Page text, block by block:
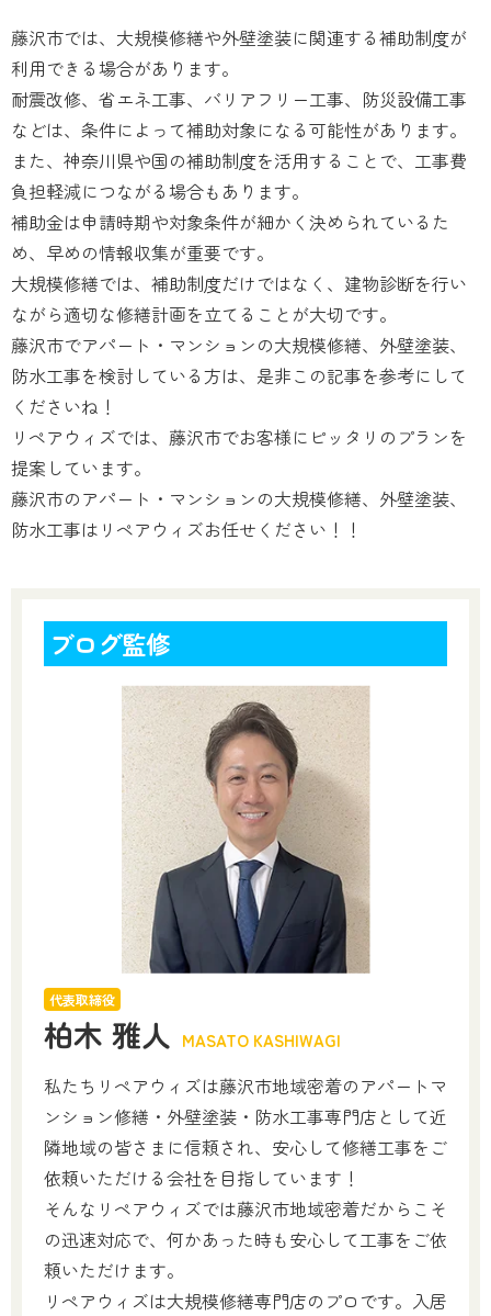
藤沢市では、大規模修繕や外壁塗装に関連する補助制度が
利用できる場合があります。
耐震改修、省エネ工事、バリアフリー工事、防災設備工事
などは、条件によって補助対象になる可能性があります。
また、神奈川県や国の補助制度を活用することで、工事費
負担軽減につながる場合もあります。
補助金は申請時期や対象条件が細かく決められているた
め、早めの情報収集が重要です。
大規模修繕では、補助制度だけではなく、建物診断を行い
ながら適切な修繕計画を立てることが大切です。
藤沢市でアパート・マンションの大規模修繕、外壁塗装、
防水工事を検討している方は、是非この記事を参考にして
くださいね！
リペアウィズでは、藤沢市でお客様にピッタリのプランを
提案しています。
藤沢市のアパート・マンションの大規模修繕、外壁塗装、
防水工事はリペアウィズお任せください！！
ブログ監修
代表取締役
柏木 雅人 MASATO KASHIWAGI
私たちリペアウィズは藤沢市地域密着のアパートマ
ンション修繕・外壁塗装・防水工事専門店として近
隣地域の皆さまに信頼され、安心して修繕工事をご
依頼いただける会社を目指しています！
そんなリペアウィズでは藤沢市地域密着だからこそ
の迅速対応で、何かあった時も安心して工事をご依
頼いただけます。
リペアウィズは大規模修繕専門店のプロです。入居